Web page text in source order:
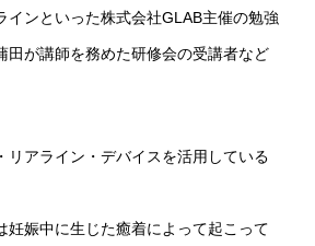
インといった株式会社GLAB主催の勉強
田が講師を務めた研修会の受講者など
リアライン・デバイスを活用している
妊娠中に生じた癒着によって起こって